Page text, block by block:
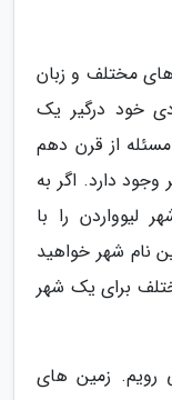
مختلف و زبان
خود درگیر یک
از قرن دهم
دارد. اگر به
لیوواردن را با
نام شهر خواهید
برای یک شهر
رویم. زمین های